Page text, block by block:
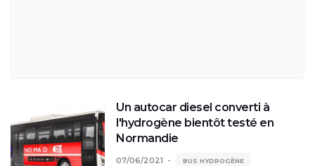
Un autocar diesel converti à
l'hydrogène bientôt testé en
Normandie
07/06/2021 BUS HYDROGÈNE